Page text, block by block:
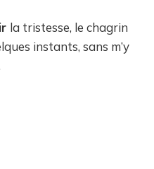
la tristesse, le chagrin
instants, sans m’y